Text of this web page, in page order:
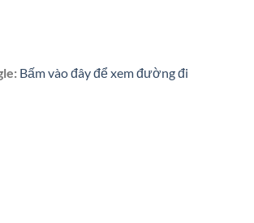
Bấm vào đây để xem đường đi